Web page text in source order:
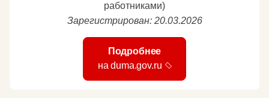
работниками)
Зарегистрирован: 20.03.2026
Подробнее
на duma.gov.ru